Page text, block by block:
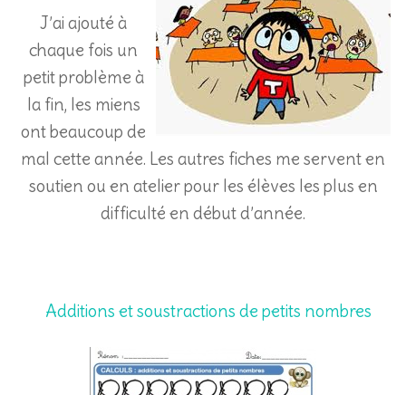
J’ai ajouté à
chaque fois un
petit problème à
la fin, les miens
ont beaucoup de
mal cette année. Les autres fiches me servent en
soutien ou en atelier pour les élèves les plus en
difficulté en début d’année.
Additions et soustractions de petits nombres